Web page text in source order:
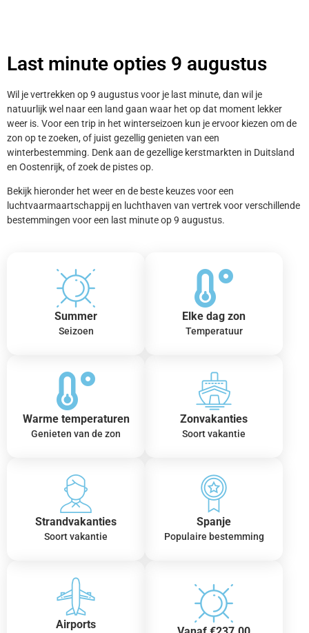
Last minute opties 9 augustus
Wil je vertrekken op 9 augustus voor je last minute, dan wil je
natuurlijk wel naar een land gaan waar het op dat moment lekker
weer is. Voor een trip in het winterseizoen kun je ervoor kiezen om de
zon op te zoeken, of juist gezellig genieten van een
winterbestemming. Denk aan de gezellige kerstmarkten in Duitsland
en Oostenrijk, of zoek de pistes op.
Bekijk hieronder het weer en de beste keuzes voor een
luchtvaarmaartschappij en luchthaven van vertrek voor verschillende
bestemmingen voor een last minute op 9 augustus.
Summer
Seizoen
Elke dag zon
Temperatuur
Warme temperaturen
Genieten van de zon
Zonvakanties
Soort vakantie
Strandvakanties
Soort vakantie
Spanje
Populaire bestemming
Airports